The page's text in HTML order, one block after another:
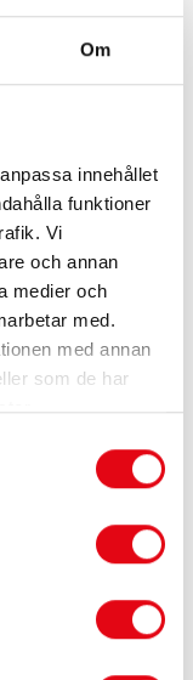
Om
innehållet
funktioner
Vi
och annan
medier och
med.
med annan
som de har
à l’aide
d’outil
a fait ses
d’une plaque
d’un joint